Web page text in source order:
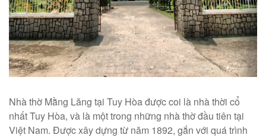
Nhà thờ Mằng Lăng tại Tuy Hòa được coi là nhà thời cổ
nhất Tuy Hòa, và là một trong những nhà thờ đầu tiên tại
Việt Nam. Được xây dựng từ năm 1892, gắn với quá trình